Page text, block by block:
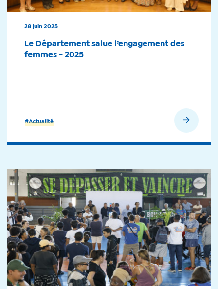
#Actualité
28 juin 2025
Le Département salue l’engagement des
femmes - 2025